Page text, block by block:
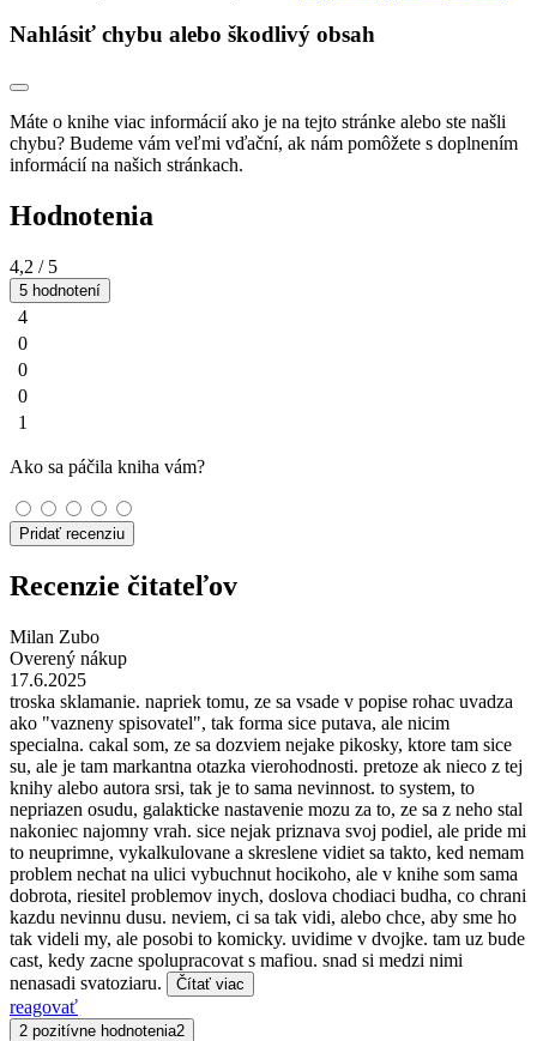
Nahlásiť chybu alebo škodlivý obsah
Máte o knihe viac informácií ako je na tejto stránke alebo ste našli
chybu? Budeme vám veľmi vďační, ak nám pomôžete s doplnením
informácií na našich stránkach.
Hodnotenia
4,2 / 5
5 hodnotení
4
0
0
0
1
Ako sa páčila kniha vám?
Pridať recenziu
Recenzie čitateľov
Milan Zubo
Overený nákup
17.6.2025
troska sklamanie. napriek tomu, ze sa vsade v popise rohac uvadza
ako "vazneny spisovatel", tak forma sice putava, ale nicim
specialna. cakal som, ze sa dozviem nejake pikosky, ktore tam sice
su, ale je tam markantna otazka vierohodnosti. pretoze ak nieco z tej
knihy alebo autora srsi, tak je to sama nevinnost. to system, to
nepriazen osudu, galakticke nastavenie mozu za to, ze sa z neho stal
nakoniec najomny vrah. sice nejak priznava svoj podiel, ale pride mi
to neuprimne, vykalkulovane a skreslene vidiet sa takto, ked nemam
problem nechat na ulici vybuchnut hocikoho, ale v knihe som sama
dobrota, riesitel problemov inych, doslova chodiaci budha, co chrani
kazdu nevinnu dusu. neviem, ci sa tak vidi, alebo chce, aby sme ho
tak videli my, ale posobi to komicky. uvidime v dvojke. tam uz bude
cast, kedy zacne spolupracovat s mafiou. snad si medzi nimi
nenasadi svatoziaru.
Čítať viac
reagovať
2 pozitívne hodnotenia2